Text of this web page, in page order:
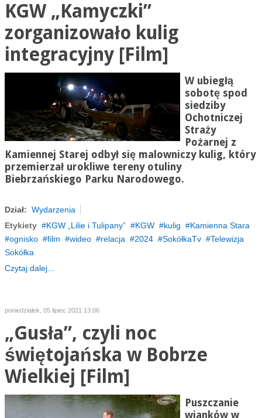
KGW „Kamyczki”
zorganizowało kulig
integracyjny [Film]
W ubiegłą
sobotę spod
siedziby
Ochotniczej
Straży
Pożarnej z
Kamiennej Starej odbył się malowniczy kulig, który
przemierzał urokliwe tereny otuliny
Biebrzańskiego Parku Narodowego.
Dział: Wydarzenia
Etykiety
KGW „Lilie i Tulipany” KGW kulig
Kamienna Stara
ognisko
film wideo relacja 2024 SokółkaTv
Telewizja
Sokółka
Czytaj dalej...
poniedziałek, 05 lipiec 2021 13:06
„Gusła”, czyli noc
świętojańska w Bobrze
Wielkiej [Film]
Puszczanie
wianków w